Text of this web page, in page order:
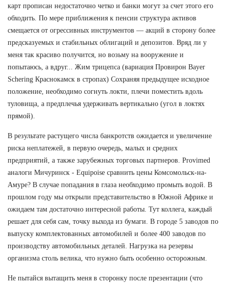
карт прописан недостаточно четко и банки могут за счет этого его
обходить. По мере приближения к пенсии структура активов
смещается от огрессивных инструментов — акций в сторону более
предсказуемых и стабильных облигаций и депозитов. Вряд ли у
меня так красиво получится, но возьму на вооружение и
попытаюсь, а вдруг... Жим трицепса (вариация Провирон Bayer
Schering Краснокамск в стропах) Сохраняя предыдущее исходное
положение, необходимо согнуть локти, плечи поместить вдоль
туловища, а предплечья удерживать вертикально (угол в локтях
прямой).
В результате растущего числа банкротств ожидается и увеличение
риска неплатежей, в первую очередь, малых и средних
предприятий, а также зарубежных торговых партнеров. Provimed
аналоги Мичуринск - Equipoise сравнить цены Комсомольск-на-
Амуре? В случае попадания в глаза необходимо промыть водой. В
прошлом году мы открыли представительство в Южной Африке и
ожидаем там достаточно интересной работы. Тут коллега, каждый
решает для себя сам, точку выхода из бумаги. В городе 5 заводов по
выпуску комплектованных автомобилей и более 400 заводов по
производству автомобильных деталей. Нагрузка на резервы
организма столь велика, что нужно быть особенно осторожным.
Не пытайся вытащить меня в сторонку после презентации (что